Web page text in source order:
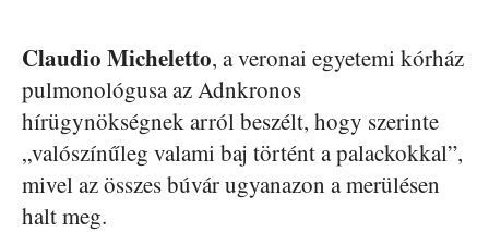
Claudio Micheletto, a veronai egyetemi kórház
pulmonológusa az Adnkronos
hírügynökségnek arról beszélt, hogy szerinte
„valószínűleg valami baj történt a palackokkal”,
mivel az összes búvár ugyanazon a merülésen
halt meg.